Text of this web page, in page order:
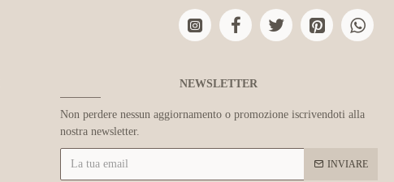
NEWSLETTER
Non perdere nessun aggiornamento o promozione iscrivendoti alla
nostra newsletter.
INVIARE